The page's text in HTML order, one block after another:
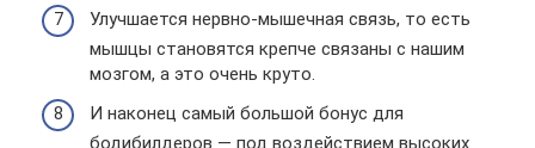
Улучшается нервно-мышечная связь, то есть
мышцы становятся крепче связаны с нашим
мозгом, а это очень круто.
И наконец самый большой бонус для
бодибилдеров — под воздействием высоких